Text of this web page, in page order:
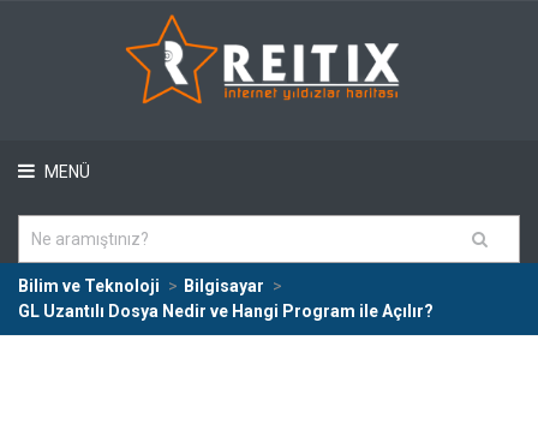
MENÜ
Bilim ve Teknoloji
Bilgisayar
GL Uzantılı Dosya Nedir ve Hangi Program ile Açılır?